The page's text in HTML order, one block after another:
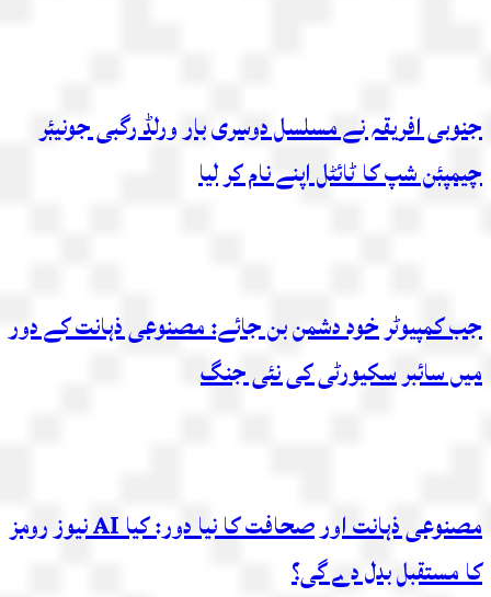
جنوبی افریقہ نے مسلسل دوسری بار ورلڈ رگبی جونیئر
چیمپئن شپ کا ٹائٹل اپنے نام کر لیا
جب کمپیوٹر خود دشمن بن جائے: مصنوعی ذہانت کے دور
میں سائبر سکیورٹی کی نئی جنگ
مصنوعی ذہانت اور صحافت کا نیا دور: کیا AI نیوز رومز
کا مستقبل بدل دے گی؟